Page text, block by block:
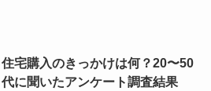
住宅購入のきっかけは何？20〜50
代に聞いたアンケート調査結果